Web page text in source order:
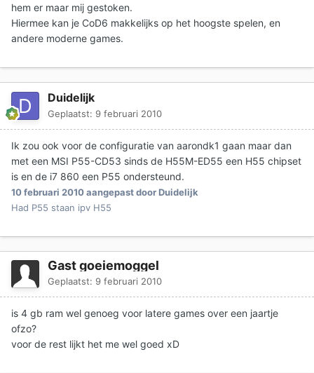
hem er maar mij gestoken.
Hiermee kan je CoD6 makkelijks op het hoogste spelen, en
andere moderne games.
Duidelijk
Geplaatst: 9 februari 2010
Ik zou ook voor de configuratie van aarondk1 gaan maar dan
met een MSI P55-CD53 sinds de H55M-ED55 een H55 chipset
is en de i7 860 een P55 ondersteund.
10 februari 2010aangepast door Duidelijk
Had P55 staan ipv H55
Gast goeiemoggel
Geplaatst: 9 februari 2010
is 4 gb ram wel genoeg voor latere games over een jaartje
ofzo?
voor de rest lijkt het me wel goed xD